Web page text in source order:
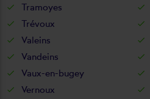
Tramoyes
Trévoux
Valeins
Vandeins
Vaux-en-bugey
Vernoux